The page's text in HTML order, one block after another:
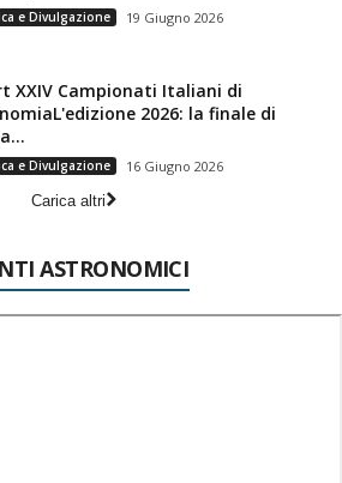
e Divulgazione 19 Giugno 2026
XXIV Campionati Italiani di
2026: la finale di
e Divulgazione
16 Giugno 2026
Carica altri
ASTRONOMICI